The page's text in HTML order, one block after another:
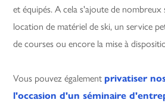
et équipés. A cela s'ajoute de nombreux
location de matériel de ski, un service
de courses ou encore la mise à
Vous pouvez également privatiser
l'occasion d'un séminaire